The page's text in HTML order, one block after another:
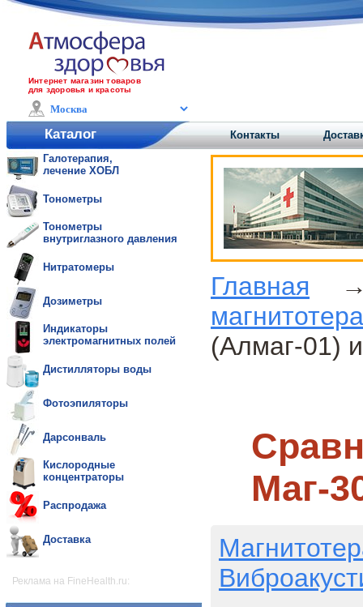
Интернет магазин товаров
для здоровья и красоты
Каталог Контакты
Галотерапия,
лечение ХОБЛ
Тонометры
Тонометры
внутриглазного давления
Нитратомеры
Дозиметры
Индикаторы
электромагнитных полей
Дистилляторы воды
Фотоэпиляторы
Дарсонваль
Кислородные
концентраторы
Распродажа
Доставка
Реклама на FineHealth.ru:
Главная
(Алмаг-01)
Маг-